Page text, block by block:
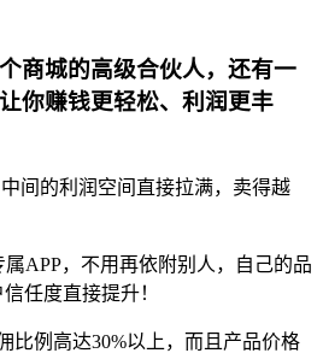
商城的高级合伙人，还有一
你赚钱更轻松、利润更丰
间的利润空间直接拉满，卖得越
APP，不用再依附别人，自己的品
任度直接提升！
比例高达30%以上，而且产品价格